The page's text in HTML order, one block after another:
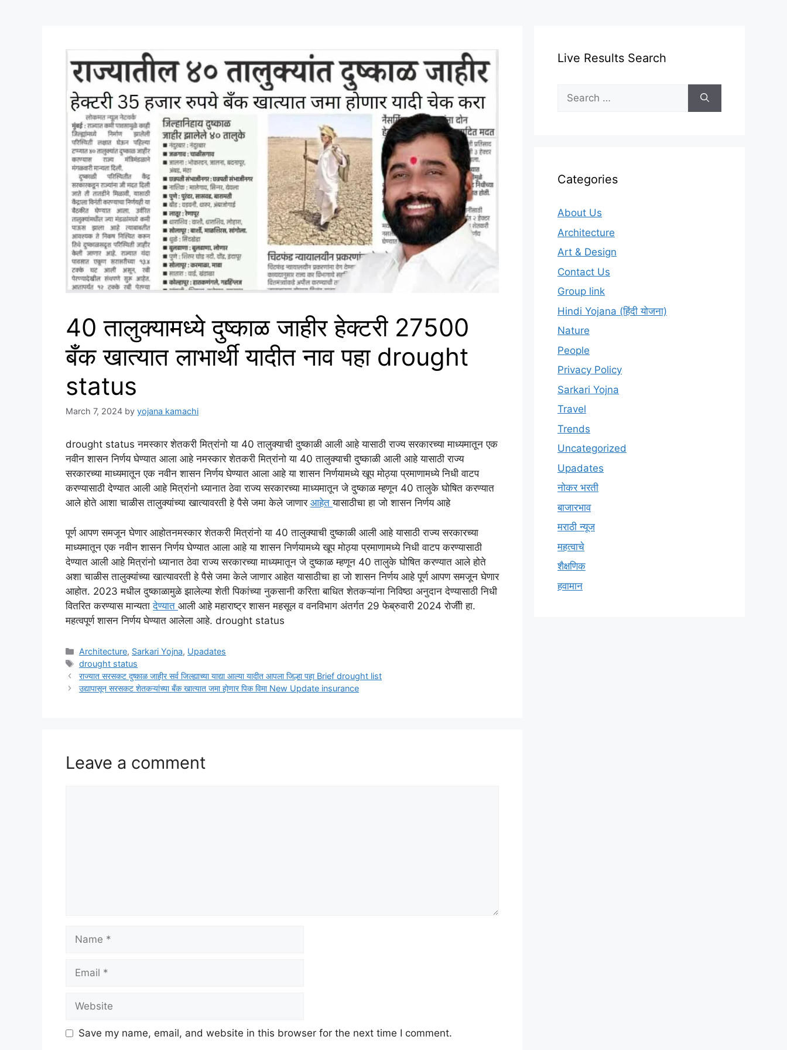
40 तालुक्यामध्ये दुष्काळ जाहीर हेक्टरी 27500
बँक खात्यात लाभार्थी यादीत नाव पहा drought
status
March 7, 2024 by yojana kamachi
drought status नमस्कार शेतकरी मित्रांनो या 40 तालुक्याची दुष्काळी आली आहे यासाठी राज्य सरकारच्या माध्यमातून एक
नवीन शासन निर्णय घेण्यात आला आहे नमस्कार शेतकरी मित्रांनो या 40 तालुक्याची दुष्काळी आली आहे यासाठी राज्य
सरकारच्या माध्यमातून एक नवीन शासन निर्णय घेण्यात आला आहे या शासन निर्णयामध्ये खूप मोठ्या प्रमाणामध्ये निधी वाटप
करण्यासाठी देण्यात आली आहे मित्रांनो ध्यानात ठेवा राज्य सरकारच्या माध्यमातून जे दुष्काळ म्हणून 40 तालुके घोषित करण्यात
आले होते आशा चाळीस तालुक्यांच्या खात्यावरती हे पैसे जमा केले जाणार आहेतयासाठीचा हा जो शासन निर्णय आहे
पूर्ण आपण समजून घेणार आहोतनमस्कार शेतकरी मित्रांनो या 40 तालुक्याची दुष्काळी आली आहे यासाठी राज्य सरकारच्या
माध्यमातून एक नवीन शासन निर्णय घेण्यात आला आहे या शासन निर्णयामध्ये खूप मोठ्या प्रमाणामध्ये निधी वाटप करण्यासाठी
देण्यात आली आहे मित्रांनो ध्यानात ठेवा राज्य सरकारच्या माध्यमातून जे दुष्काळ म्हणून 40 तालुके घोषित करण्यात आले होते
अशा चाळीस तालुक्यांच्या खात्यावरती हे पैसे जमा केले जाणार आहेत यासाठीचा हा जो शासन निर्णय आहे पूर्ण आपण समजून घेणार
आहोत. 2023 मधील दुष्काळामुळे झालेल्या शेती पिकांच्या नुकसानी करिता बाधित शेतकऱ्यांना निविष्ठा अनुदान देण्यासाठी निधी
वितरित करण्यास मान्यतादेण्यात आली आहे महाराष्ट्र शासन महसूल व वनविभाग अंतर्गत 29 फेब्रुवारी 2024 रोजीी हा.
महत्वपूर्ण शासन निर्णय घेण्यात आलेला आहे. drought status
Categories
Architecture, Sarkari Yojna, Upadates
Tags
drought status
राज्यात सरसकट दुष्काळ जाहीर सर्व जिल्ह्याच्या याद्या आल्या यादीत आपला जिल्हा पहा Brief drought list
उद्यापासून सरसकट शेतकऱ्यांच्या बँक खात्यात जमा होणार पिक विमा New Update insurance
Leave a comment
Save my name, email, and website in this browser for the next time I comment.
Live Results Search
Search
for:
Categories
About Us
Architecture
Art & Design
Contact Us
Group link
Hindi Yojana (हिंदी योजना)
Nature
People
Privacy Policy
Sarkari Yojna
Travel
Trends
Uncategorized
Upadates
नोकर भरती
बाजारभाव
मराठी न्यूज
महत्वाचे
शैक्षणिक
हवामान